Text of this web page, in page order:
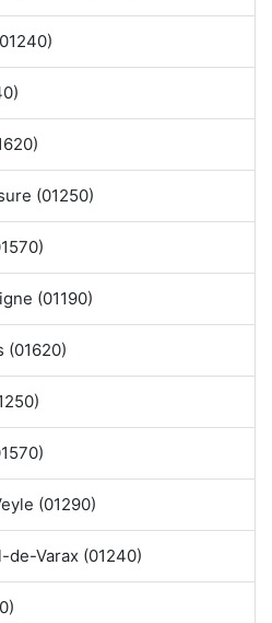
(01250)
(01190)
(01620)
(01290)
de-Varax (01240)